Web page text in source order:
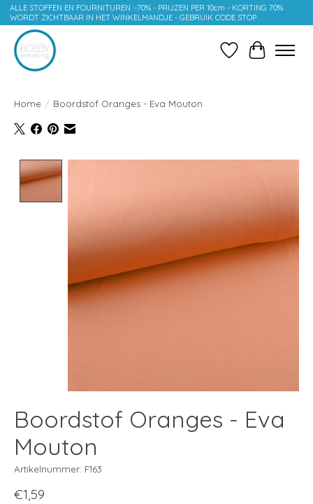
ALLE STOFFEN EN FOURNITUREN :-70% - PRIJZEN PER 10cm - KORTING 70%
WORDT ZICHTBAAR IN HET WINKELMANDJE - GEBRUIK CODE STOP
Verlanglijst
Home / Boordstof Oranges - Eva Mouton
Boordstof Oranges - Eva
Mouton
Artikelnummer: F163
€1,59